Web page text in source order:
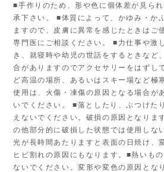
■手作りのため、形や色に個体差が見ら
承下さい。 ■体質によって、かゆみ・か
ますので、皮膚に異常を感じたときはご
専門医にご相談ください。 ■力仕事や激
き、就寝時や幼児の世話をするときなど
合がありますのでアクセサリーをはずし
ど高温の場所、あるいはスキー場など極
使用は、火傷・凍傷の原因となる場合が
いでください。 ■落としたり、ぶつけた
えないでください。破損の原因となりま
の他部分的に破損した状態では使用しな
光が長時間あたりますと表面の日焼け、
ヒビ割れの原因にもなります。■熱いも
ないでください。変形や変色の原因とな